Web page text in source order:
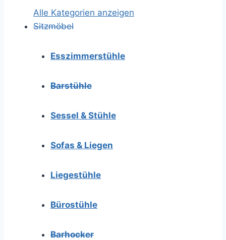
Alle Kategorien anzeigen
Sitzmöbel
Esszimmerstühle
Barstühle
Sessel & Stühle
Sofas & Liegen
Liegestühle
Bürostühle
Barhocker